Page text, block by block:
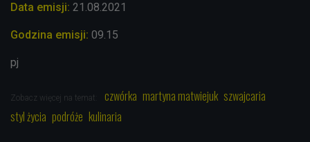
Data emisji: 21.08.2021
Godzina emisji: 09.15
pj
Zobacz więcej na temat: czwórka martyna matwiejuk szwajcaria
styl życia podróże kulinaria